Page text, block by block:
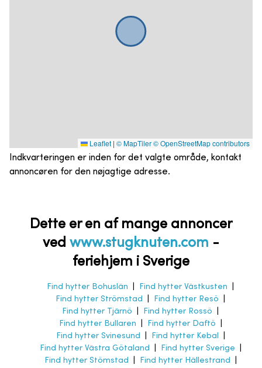
Leaflet | © MapTiler© OpenStreetMap contributors
Indkvarteringen er inden for det valgte område, kontakt
annoncøren for den nøjagtige adresse.
Dette er en af mange annoncer
ved www.stugknuten.com -
feriehjem i Sverige
Find hytter Bohuslän Find hytter Västkusten
Find hytter Strömstad
Find hytter Resö
Find hytter Tjärnö
Find hytter Rossö
Find hytter Bullaren
Find hytter Daftö
Find hytter Svinesund
Find hytter Kebal
Find hytter Västra Götaland
Find hytter Sverige
Find hytter Stömstad
Find hytter Hällestrand